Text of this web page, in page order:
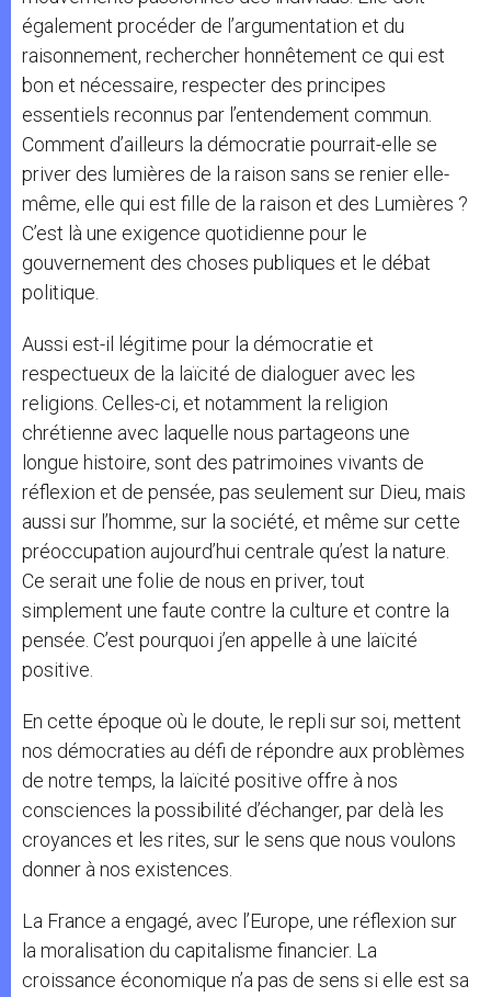
également procéder de l’argumentation et du
raisonnement, rechercher honnêtement ce qui est
bon et nécessaire, respecter des principes
essentiels reconnus par l’entendement commun.
Comment d’ailleurs la démocratie pourrait-elle se
priver des lumières de la raison sans se renier elle-
même, elle qui est fille de la raison et des Lumières ?
C’est là une exigence quotidienne pour le
gouvernement des choses publiques et le débat
politique.
Aussi est-il légitime pour la démocratie et
respectueux de la laïcité de dialoguer avec les
religions. Celles-ci, et notamment la religion
chrétienne avec laquelle nous partageons une
longue histoire, sont des patrimoines vivants de
réflexion et de pensée, pas seulement sur Dieu, mais
aussi sur l’homme, sur la société, et même sur cette
préoccupation aujourd’hui centrale qu’est la nature.
Ce serait une folie de nous en priver, tout
simplement une faute contre la culture et contre la
pensée. C’est pourquoi j’en appelle à une laïcité
positive.
En cette époque où le doute, le repli sur soi, mettent
nos démocraties au défi de répondre aux problèmes
de notre temps, la laïcité positive offre à nos
consciences la possibilité d’échanger, par delà les
croyances et les rites, sur le sens que nous voulons
donner à nos existences.
La France a engagé, avec l’Europe, une réflexion sur
la moralisation du capitalisme financier. La
croissance économique n’a pas de sens si elle est sa